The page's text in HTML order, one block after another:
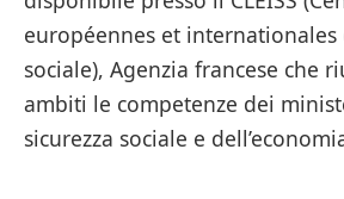
européennes et internationales
sociale), Agenzia francese che
ambiti le competenze dei
sicurezza sociale e